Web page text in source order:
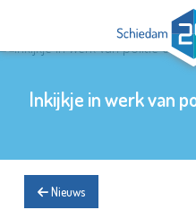
Inkijkje in werk van
Nieuws